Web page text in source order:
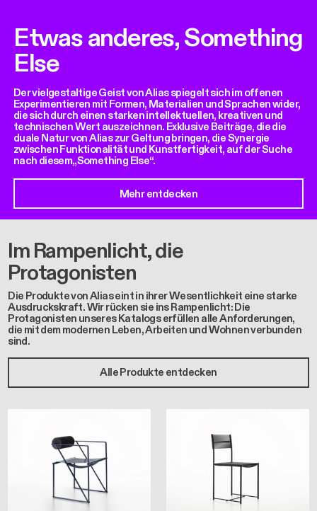
Etwas anderes, Something
Else
Der vielgestaltige Geist von Alias spiegelt sich im offenen
Experimentieren mit Formen, Materialien und Sprachen wider,
die sich durch einen starken intellektuellen, kreativen und
technischen Wert auszeichnen. Exklusive Beiträge, die die
duale Natur von Alias zur Geltung bringen, die Synergie
zwischen Funktionalität und Kunstfertigkeit, auf der Suche
nach diesem„Something Else“.
Mehr entdecken
Im Rampenlicht, die
Protagonisten
Die Produkte von Alias eint in ihrer Wesentlichkeit eine starke
Ausdruckskraft. Wir rücken sie ins Rampenlicht: Die
Protagonisten unseres Katalogs erfüllen alle Anforderungen,
die mit dem modernen Leben, Arbeiten und Wohnen verbunden
sind.
Alle Produkte entdecken